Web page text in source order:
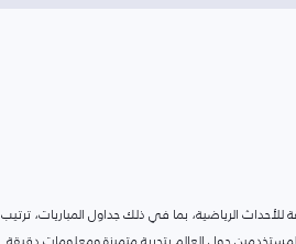
الرياضية، بما في ذلك جداول المباريات، ترتيب